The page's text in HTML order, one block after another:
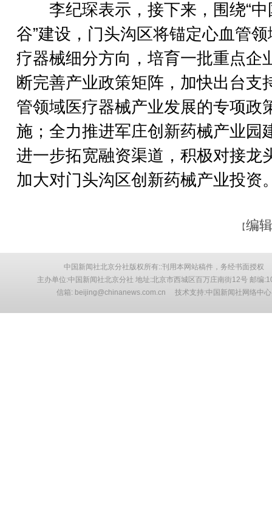
李纪琛表示，接下来，围绕“中
谷”建设，门头沟区将锚定心血管
疗器械细分方向，培育一批重点企
断完善产业政策矩阵，加快出台支
管领域医疗器械产业发展的专项政
施；全力推进军庄创新药械产业园
进一步拓宽融资渠道，积极对接龙
加大对门头沟区创新药械产业投资
【编
中国新闻社北京分社版权所有::刊用本网站稿件，务经书面授权
主办单位:中国新闻社北京分社 地址:北京市西城区百万庄南街12号 邮编
信箱: beijing@chinanews.com.cn 技术支持:中国新闻社网络中心